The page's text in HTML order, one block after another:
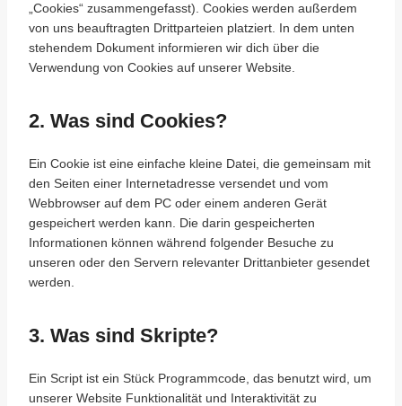
„Cookies“ zusammengefasst). Cookies werden außerdem
von uns beauftragten Drittparteien platziert. In dem unten
stehendem Dokument informieren wir dich über die
Verwendung von Cookies auf unserer Website.
2. Was sind Cookies?
Ein Cookie ist eine einfache kleine Datei, die gemeinsam mit
den Seiten einer Internetadresse versendet und vom
Webbrowser auf dem PC oder einem anderen Gerät
gespeichert werden kann. Die darin gespeicherten
Informationen können während folgender Besuche zu
unseren oder den Servern relevanter Drittanbieter gesendet
werden.
3. Was sind Skripte?
Ein Script ist ein Stück Programmcode, das benutzt wird, um
unserer Website Funktionalität und Interaktivität zu